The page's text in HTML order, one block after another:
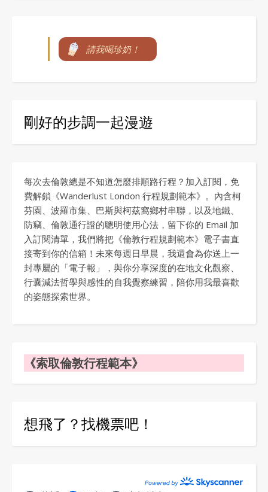
請我喝珍奶！
剛好的步調一起漫遊
每次去倫敦總是不知道怎麼排順路行程？加入訂閱，免
費解鎖《Wanderlust London 行程規劃範本》。內含柯
芬園、波羅市集、巴斯與柯茲窩鄉村串聯，以及地鐵、
防竊、倫敦通行證的聰明使用心法，留下你的 Email 加
入訂閱清單，我們將把《倫敦行程規劃範本》電子書直
接寄到你的信箱！未來每週日早晨，我還會為你送上一
封專屬的「電子報」，與你分享深度的在地文化觀察、
行囊減法哲學與感性的自我覺察練習，陪你用我最喜歡
的姿態探索世界。
《索取倫敦行程範本》
想飛了？找機票吧！